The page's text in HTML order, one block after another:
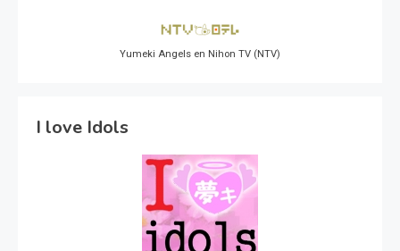
Yumeki Angels en Nihon TV (NTV)
I love Idols